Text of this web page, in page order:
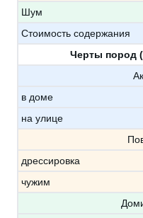
Шум
Стоимость содержания
Черты пород
в доме
на улице
дрессировка
чужим